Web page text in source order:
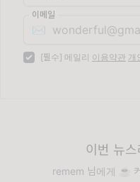
이메일
✉️
[필수] 메일리 이용약관 개
이번 뉴
remem 님에게 ☕️